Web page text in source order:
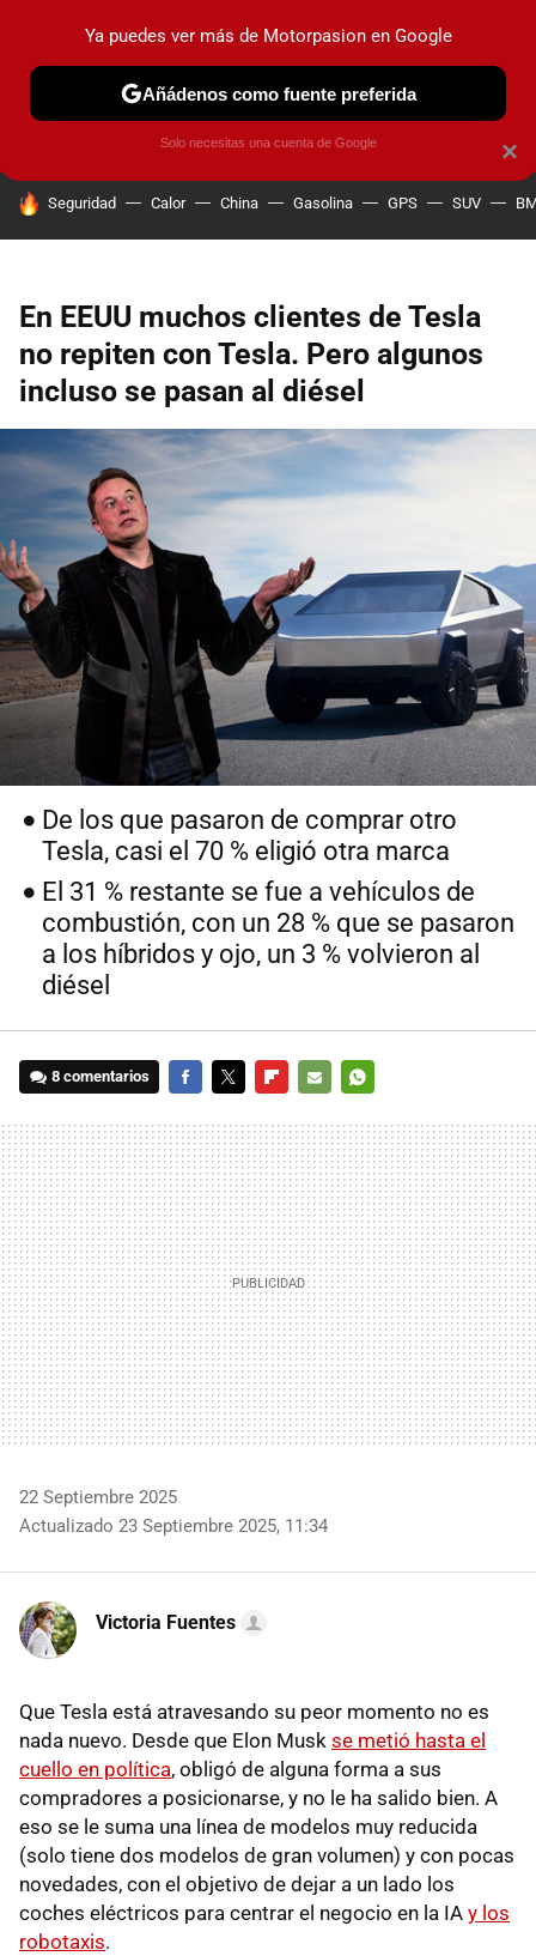
PRUEBAS COCHES ELÉCTRICOS OBSERVATORIO
HOY SE HABLA DE
Seguridad Calor China Gasolina GPS SUV
En EEUU muchos clientes de Tesla
no repiten con Tesla. Pero algunos
incluso se pasan al diésel
De los que pasaron de comprar otro
Tesla, casi el 70 % eligió otra marca
El 31 % restante se fue a vehículos de
combustión, con un 28 % que se pasaron
a los híbridos y ojo, un 3 % volvieron al
diésel
8 comentarios
MAIL
22 Septiembre 2025
Actualizado 23 Septiembre 2025, 11:34
Victoria Fuentes
Que Tesla está atravesando su peor momento no es
nada nuevo. Desde que Elon Musk se metió hasta el
cuello en política, obligó de alguna forma a sus
compradores a posicionarse, y no le ha salido bien. A
eso se le suma una línea de modelos muy reducida
(solo tiene dos modelos de gran volumen) y con pocas
novedades, con el objetivo de dejar a un lado los
coches eléctricos para centrar el negocio en la IA y los
robotaxis.
×
Ya puedes ver más de Motorpasion en Google
Añádenos como fuente preferida
Solo necesitas una cuenta de Google